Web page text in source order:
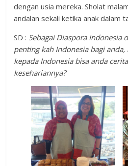
dengan usia mereka. Sholat
andalan sekali ketika anak dalam
SD : Sebagai Diaspora Indonesia
penting kah Indonesia bagi
kepada Indonesia bisa anda
kesehariannya?